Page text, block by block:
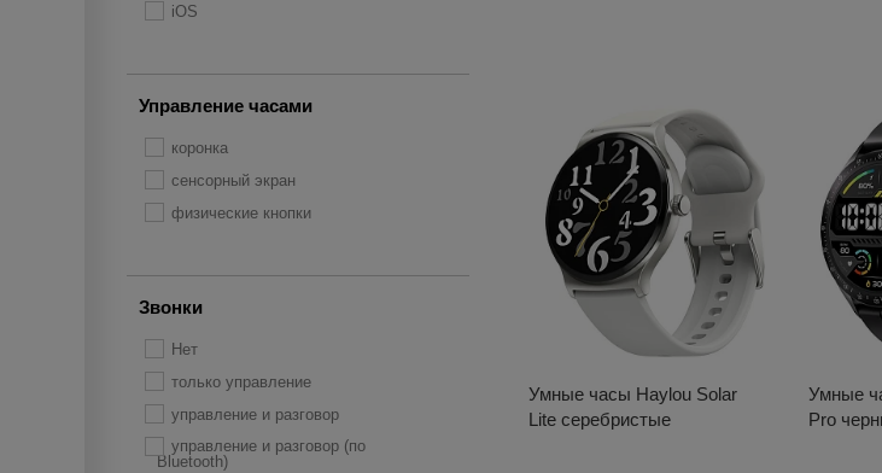
iOS
Управление часами
коронка
сенсорный экран
физические кнопки
Звонки
Нет
только управление
управление и разговор
управление и разговор (по
Bluetooth)
Умные часы Haylou Solar
Lite серебристые
Умные
Pro